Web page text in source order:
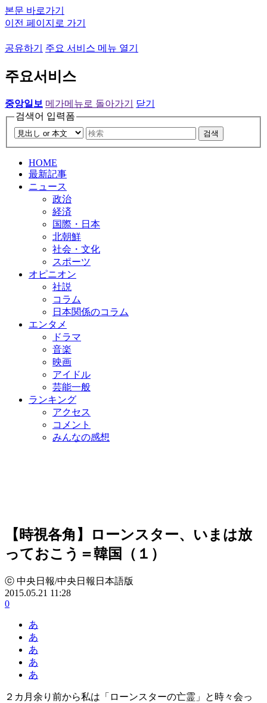
본문 바로가기
이전 페이지로 가기
공유하기 주요 서비스 메뉴 열기
주요서비스
중앙일보 메가메뉴로 돌아가기
닫기
검색어 입력폼
검색
HOME
最新記事
ニュース
政治
経済
国際・日本
北朝鮮
社会・文化
スポーツ
オピニオン
社説
コラム
日本関係のコラム
エンタメ
ドラマ
音楽
映画
アイドル
芸能一般
ランキング
アクセス
コメント
みんなの感想
【時視各角】ローンスター、いまは放
っておこう＝韓国（１）
ⓒ 中央日報/中央日報日本語版
2015.05.21 11:28
0
あ
あ
あ
あ
あ
２カ月余り前から私は「ローンスターの亡霊」と時々会っ